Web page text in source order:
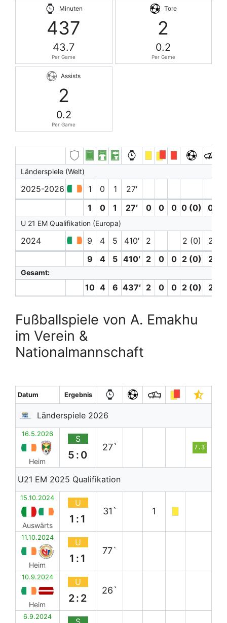
Minuten
437
43.7
Per Game
Tore
2
0.2
Per Game
Assists
2
0.2
Per Game
Länderspiele (Welt)
2025-2026 1 0 1
27′
1
0 1 27′ 0 0 0 0 (0) 0
U 21 EM Qualifikation (Europa)
2024 9 4 5 410′ 2 2 (0)
2
9
4 5 410′ 2 0 0 2 (0) 2
Gesamt:
10 4 6 437′ 2 0 0 2 (0) 2
Fußballspiele von A. Emakhu
im Verein &
Nationalmannschaft
Datum Ergebnis
Länderspiele 2026
16.5.2026
Heim
S
5:0
27` 7.3
U21 EM 2025 Qualifikation
15.10.2024
Auswärts
U
1:1
31` 1
11.10.2024
Heim
U
1:1
77`
10.9.2024
Heim
U
2:2
26`
6.9.2024